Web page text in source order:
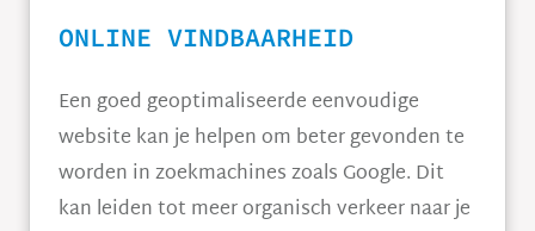
ONLINE VINDBAARHEID
Een goed geoptimaliseerde eenvoudige
website kan je helpen om beter gevonden te
worden in zoekmachines zoals Google. Dit
kan leiden tot meer organisch verkeer naar je